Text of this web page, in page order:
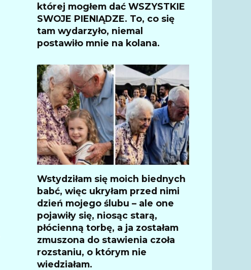
której mogłem dać WSZYSTKIE
SWOJE PIENIĄDZE. To, co się
tam wydarzyło, niemal
postawiło mnie na kolana.
Wstydziłam się moich biednych
babć, więc ukryłam przed nimi
dzień mojego ślubu – ale one
pojawiły się, niosąc starą,
płócienną torbę, a ja zostałam
zmuszona do stawienia czoła
rozstaniu, o którym nie
wiedziałam.